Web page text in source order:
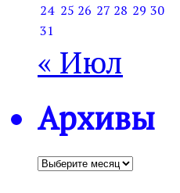
24 25 26 27 28 29 30
31
« Июл
Архивы
Архивы